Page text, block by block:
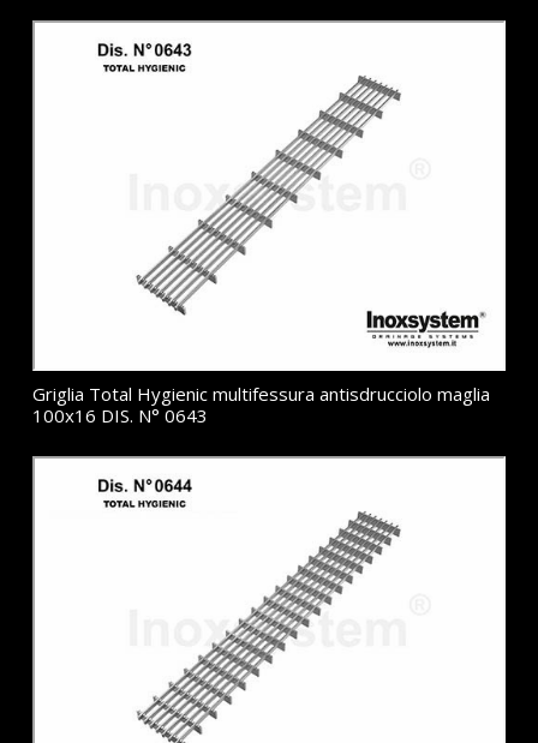
Griglia Total Hygienic multifessura antisdrucciolo maglia
100x16 DIS. N° 0643